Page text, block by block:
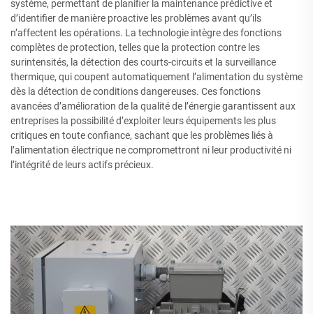
système, permettant de planifier la maintenance prédictive et
d’identifier de manière proactive les problèmes avant qu’ils
n’affectent les opérations. La technologie intègre des fonctions
complètes de protection, telles que la protection contre les
surintensités, la détection des courts-circuits et la surveillance
thermique, qui coupent automatiquement l’alimentation du système
dès la détection de conditions dangereuses. Ces fonctions
avancées d’amélioration de la qualité de l’énergie garantissent aux
entreprises la possibilité d’exploiter leurs équipements les plus
critiques en toute confiance, sachant que les problèmes liés à
l’alimentation électrique ne compromettront ni leur productivité ni
l’intégrité de leurs actifs précieux.